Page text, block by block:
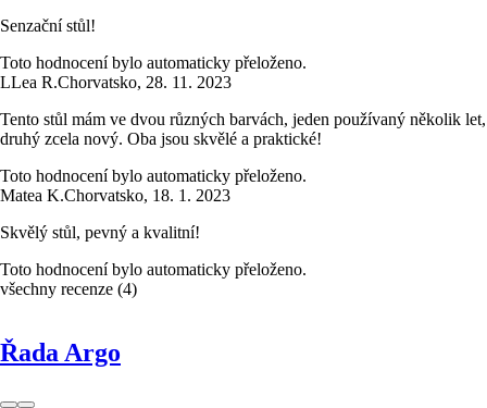
Senzační stůl!
Toto hodnocení bylo automaticky přeloženo.
LLea R.Chorvatsko, 28. 11. 2023
Tento stůl mám ve dvou různých barvách, jeden používaný několik let,
druhý zcela nový. Oba jsou skvělé a praktické!
Toto hodnocení bylo automaticky přeloženo.
Matea K.Chorvatsko, 18. 1. 2023
Skvělý stůl, pevný a kvalitní!
Toto hodnocení bylo automaticky přeloženo.
všechny recenze (4)
Řada Argo